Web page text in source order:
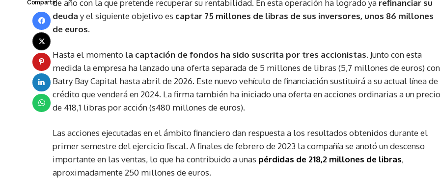
Compartirde año con la que pretende recuperar su rentabilidad. En esta operación ha logrado ya refinanciar su
deuda y el siguiente objetivo es captar 75 millones de libras de sus inversores, unos 86 millones
de euros.
Hasta el momento la captación de fondos ha sido suscrita por tres accionistas. Junto con esta
medida la empresa ha lanzado una oferta separada de 5 millones de libras (5,7 millones de euros) con
Batry Bay Capital hasta abril de 2026. Este nuevo vehículo de financiación sustituirá a su actual línea de
crédito que venderá en 2024. La firma también ha iniciado una oferta en acciones ordinarias a un precio
de 418,1 libras por acción (s480 millones de euros).
Las acciones ejecutadas en el ámbito financiero dan respuesta a los resultados obtenidos durante el
primer semestre del ejercicio fiscal. A finales de febrero de 2023 la compañía se anotó un descenso
importante en las ventas, lo que ha contribuido a unas pérdidas de 218,2 millones de libras,
aproximadamente 250 millones de euros.